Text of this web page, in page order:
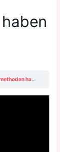
erfolgreich zu sein?